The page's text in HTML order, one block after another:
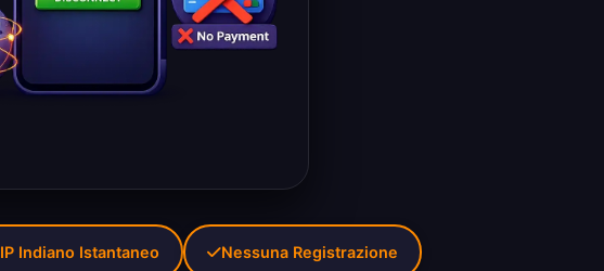
IP Indiano Istantaneo Nessuna Registrazione